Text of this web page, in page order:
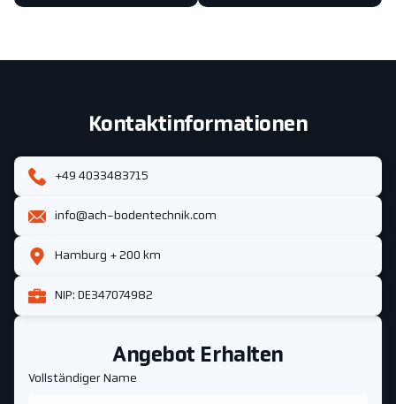
Angebot Erhalten
Vollständiger Name
Kontaktinformationen
+49 4033483715
info@ach-bodentechnik.com
Hamburg + 200 km
NIP: DE347074982